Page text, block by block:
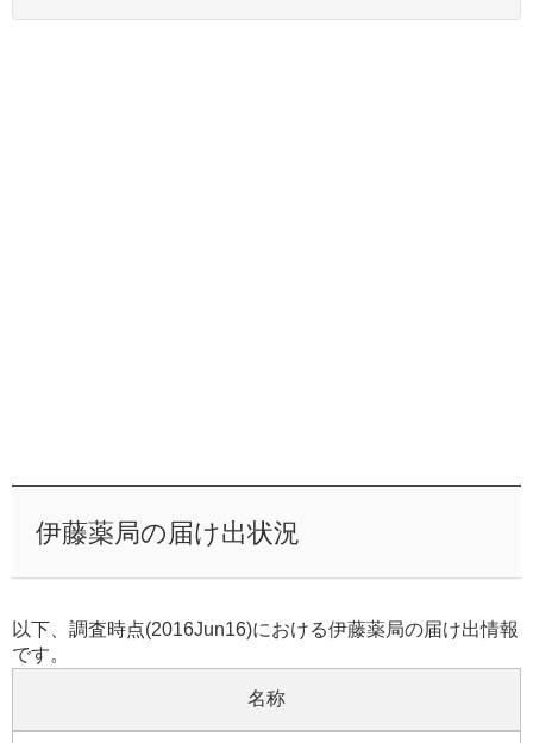
伊藤薬局の届け出状況
以下、調査時点(2016Jun16)における伊藤薬局の届け出情報
です。
名称